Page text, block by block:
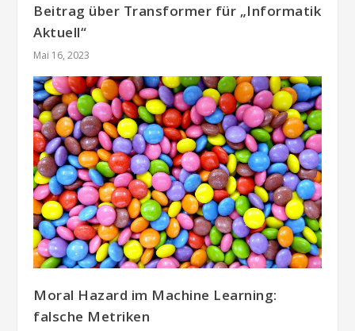
Beitrag über Transformer für „Informatik
Aktuell“
Mai 16, 2023
Moral Hazard im Machine Learning:
falsche Metriken